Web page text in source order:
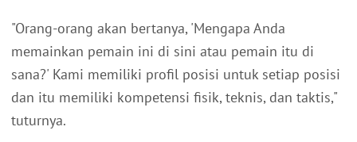
"Orang-orang akan bertanya, 'Mengapa Anda
memainkan pemain ini di sini atau pemain itu di
sana?' Kami memiliki profil posisi untuk setiap posisi
dan itu memiliki kompetensi fisik, teknis, dan taktis,"
tuturnya.